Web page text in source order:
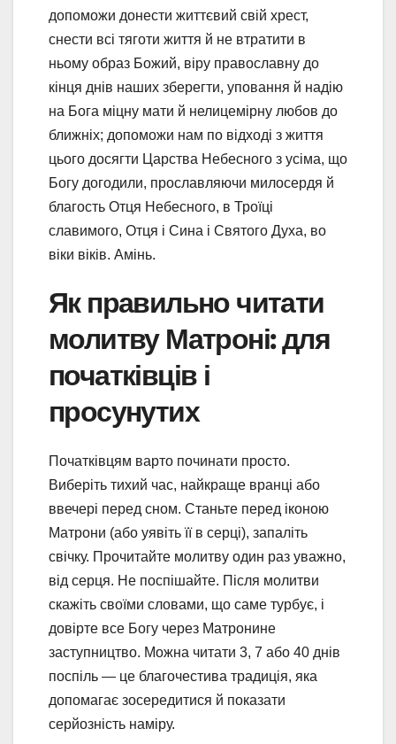
допоможи донести життєвий свій хрест,
снести всі тяготи життя й не втратити в
ньому образ Божий, віру православну до
кінця днів наших зберегти, уповання й надію
на Бога міцну мати й нелицемірну любов до
ближніх; допоможи нам по відході з життя
цього досягти Царства Небесного з усіма, що
Богу догодили, прославляючи милосердя й
благость Отця Небесного, в Троїці
славимого, Отця і Сина і Святого Духа, во
віки віків. Амінь.
Як правильно читати
молитву Матроні: для
початківців і
просунутих
Початківцям варто починати просто.
Виберіть тихий час, найкраще вранці або
ввечері перед сном. Станьте перед іконою
Матрони (або уявіть її в серці), запаліть
свічку. Прочитайте молитву один раз уважно,
від серця. Не поспішайте. Після молитви
скажіть своїми словами, що саме турбує, і
довірте все Богу через Матронине
заступництво. Можна читати 3, 7 або 40 днів
поспіль — це благочестива традиція, яка
допомагає зосередитися й показати
серйозність наміру.